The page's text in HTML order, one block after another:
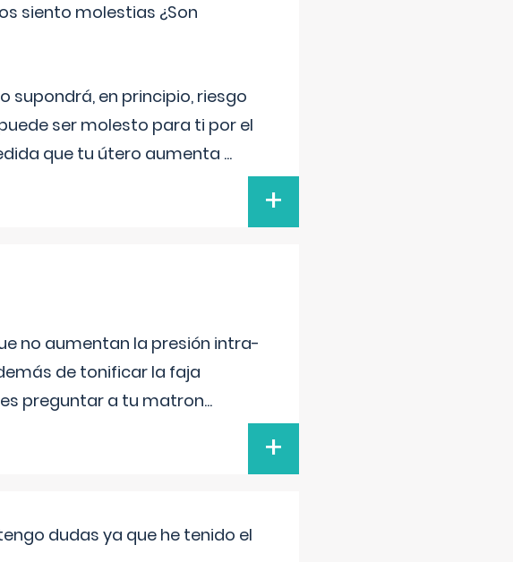
siento molestias ¿Son
supondrá, en principio, riesgo
ser molesto para ti por el
que tu útero aumenta ...
+
no aumentan la presión intra-
de tonificar la faja
preguntar a tu matron...
+
dudas ya que he tenido el